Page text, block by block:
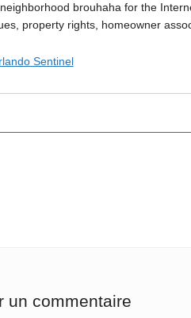
brouhaha for the
property rights, homeowner
Sentinel
un commentaire